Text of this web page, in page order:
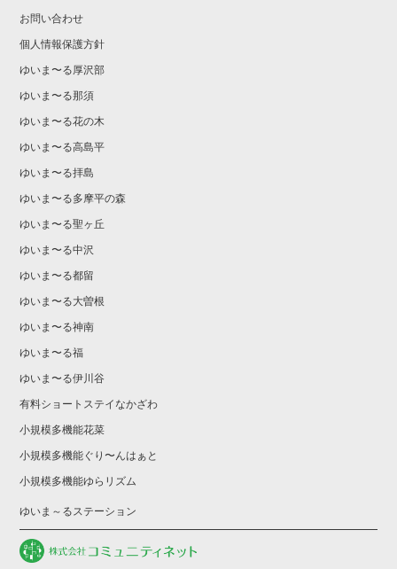
お問い合わせ
個人情報保護方針
ゆいま〜る厚沢部
ゆいま〜る那須
ゆいま〜る花の木
ゆいま〜る高島平
ゆいま〜る拝島
ゆいま〜る多摩平の森
ゆいま〜る聖ヶ丘
ゆいま〜る中沢
ゆいま〜る都留
ゆいま〜る大曽根
ゆいま〜る神南
ゆいま〜る福
ゆいま〜る伊川谷
有料ショートステイなかざわ
小規模多機能花菜
小規模多機能ぐり〜んはぁと
小規模多機能ゆらリズム
ゆいま～るステーション